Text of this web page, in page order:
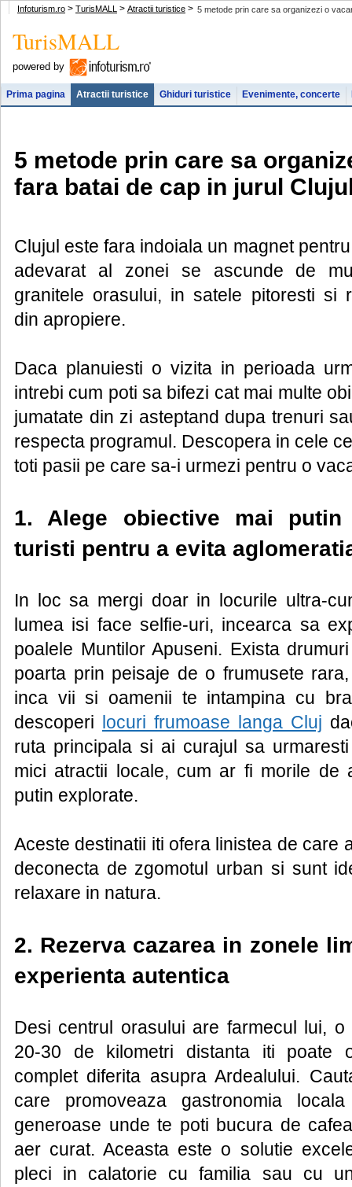
5 metode prin care sa organizezi o
Infoturism.ro > TurisMALL > Atractii turistice >
TurisMALL
powered by
Prima pagina Atractii turistice Ghiduri turistice Evenimente, concerte
5 metode prin care sa
fara batai de cap in jurul
Clujul este fara indoiala un magnet
adevarat al zonei se ascunde de
granitele orasului, in satele pitoresti si
din apropiere.
Daca planuiesti o vizita in perioada
intrebi cum poti sa bifezi cat mai multe
jumatate din zi asteptand dupa trenuri
respecta programul. Descopera in cele
toti pasii pe care sa-i urmezi pentru o
1. Alege obiective mai putin
turisti pentru a evita
In loc sa mergi doar in locurile ultra-
lumea isi face selfie-uri, incearca sa
poalele Muntilor Apuseni. Exista
poarta prin peisaje de o frumusete
inca vii si oamenii te intampina cu
descoperi locuri frumoase langa Cluj
ruta principala si ai curajul sa
mici atractii locale, cum ar fi morile de
putin explorate.
Aceste destinatii iti ofera linistea de care
deconecta de zgomotul urban si sunt
relaxare in natura.
2. Rezerva cazarea in zonele
experienta autentica
Desi centrul orasului are farmecul lui,
20-30 de kilometri distanta iti poate
complet diferita asupra Ardealului.
care promoveaza gastronomia
generoase unde te poti bucura de
aer curat. Aceasta este o solutie
pleci in calatorie cu familia sau cu